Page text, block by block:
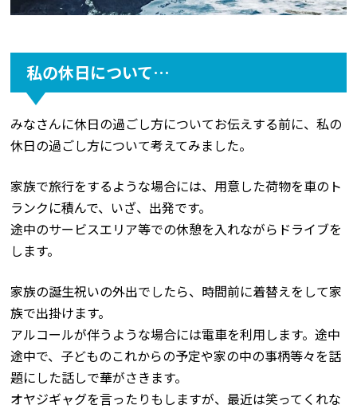
私の休日について…
みなさんに休日の過ごし方についてお伝えする前に、私の
休日の過ごし方について考えてみました。
家族で旅行をするような場合には、用意した荷物を車のト
ランクに積んで、いざ、出発です。
途中のサービスエリア等での休憩を入れながらドライブを
します。
家族の誕生祝いの外出でしたら、時間前に着替えをして家
族で出掛けます。
アルコールが伴うような場合には電車を利用します。途中
途中で、子どものこれからの予定や家の中の事柄等々を話
題にした話しで華がさきます。
オヤジギャグを言ったりもしますが、最近は笑ってくれな